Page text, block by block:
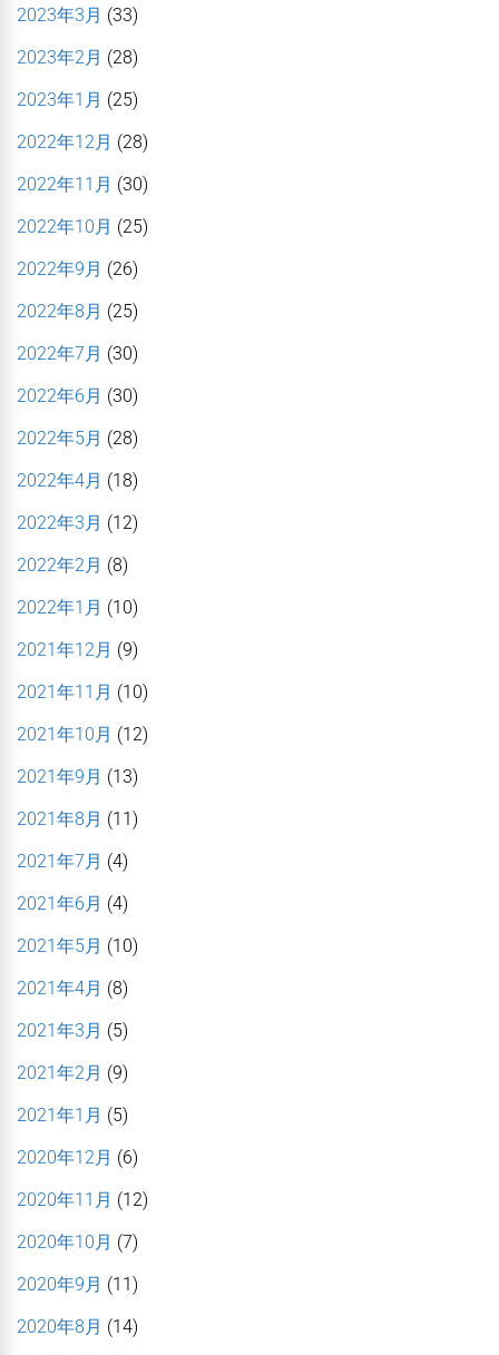
2023年3月 (33)
2023年2月 (28)
2023年1月 (25)
2022年12月 (28)
2022年11月 (30)
2022年10月 (25)
2022年9月 (26)
2022年8月 (25)
2022年7月 (30)
2022年6月 (30)
2022年5月 (28)
2022年4月 (18)
2022年3月 (12)
2022年2月 (8)
2022年1月 (10)
2021年12月 (9)
2021年11月 (10)
2021年10月 (12)
2021年9月 (13)
2021年8月 (11)
2021年7月 (4)
2021年6月 (4)
2021年5月 (10)
2021年4月 (8)
2021年3月 (5)
2021年2月 (9)
2021年1月 (5)
2020年12月 (6)
2020年11月 (12)
2020年10月 (7)
2020年9月 (11)
2020年8月 (14)